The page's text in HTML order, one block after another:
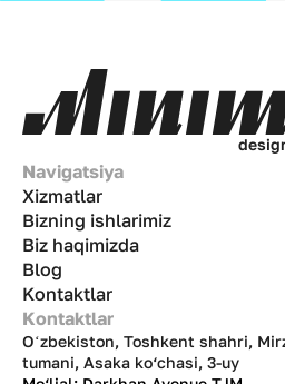
desig
Navigatsiya
Xizmatlar
Bizning ishlarimiz
Biz haqimizda
Blog
Kontaktlar
Kontaktlar
Oʻzbekiston, Toshkent shahri,
tumani, Asaka ko‘chasi, 3-uy